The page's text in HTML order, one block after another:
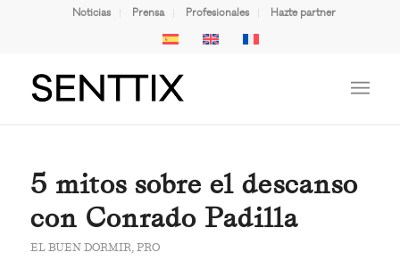
Noticias Prensa Profesionales Hazte partner
5 mitos sobre el descanso
con Conrado Padilla
EL BUEN DORMIR,PRO